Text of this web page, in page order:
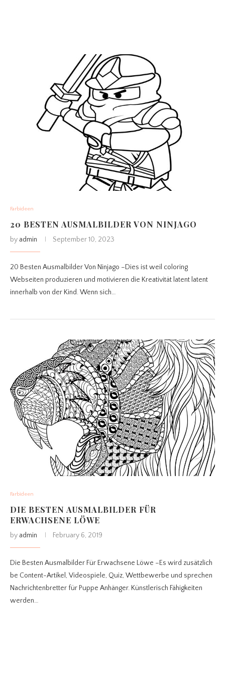
Farbideen
20 BESTEN AUSMALBILDER VON NINJAGO
by admin September 10, 2023
20 Besten Ausmalbilder Von Ninjago –Dies ist weil coloring
Webseiten produzieren und motivieren die Kreativität latent latent
innerhalb von der Kind. Wenn sich…
Farbideen
DIE BESTEN AUSMALBILDER FÜR
ERWACHSENE LÖWE
by admin February 6, 2019
Die Besten Ausmalbilder Für Erwachsene Löwe –Es wird zusätzlich
be Content-Artikel, Videospiele, Quiz, Wettbewerbe und sprechen
Nachrichtenbretter für Puppe Anhänger. Künstlerisch Fähigkeiten
werden…